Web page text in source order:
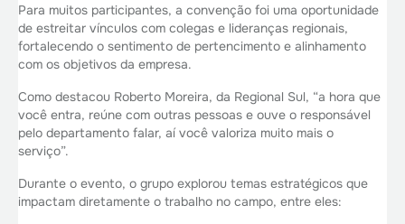
Para muitos participantes, a convenção foi uma oportunidade
de estreitar vínculos com colegas e lideranças regionais,
fortalecendo o sentimento de pertencimento e alinhamento
com os objetivos da empresa.
Como destacou Roberto Moreira, da Regional Sul, “a hora que
você entra, reúne com outras pessoas e ouve o responsável
pelo departamento falar, aí você valoriza muito mais o
serviço”.
Durante o evento, o grupo explorou temas estratégicos que
impactam diretamente o trabalho no campo, entre eles: